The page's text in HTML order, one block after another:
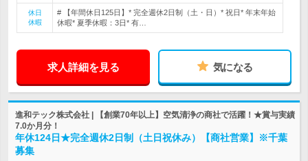
休日
休暇
# 【年間休日125日】* 完全週休2日制（土・日）* 祝日* 年末年始
休暇* 夏季休暇：3日* 有…
求人詳細を見る 気になる
進和テック株式会社 | 【創業70年以上】空気清浄の商社で活躍！★賞与実績
7.0か月分！
年休124日★完全週休2日制（土日祝休み）【商社営業】※千葉
募集